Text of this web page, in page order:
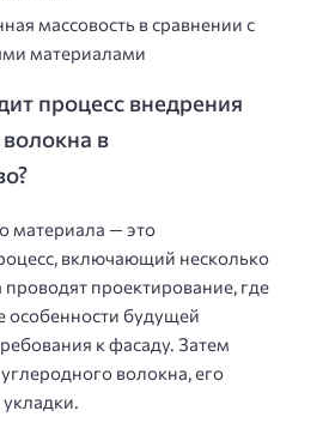
массовость в сравнении с
материалами
процесс внедрения
в
материала — это
включающий несколько
проводят проектирование, где
особенности будущей
к фасаду. Затем
волокна, его